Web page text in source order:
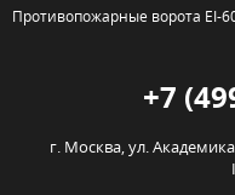
Противопожарные ворота EI-
+7
г. Москва,ул.